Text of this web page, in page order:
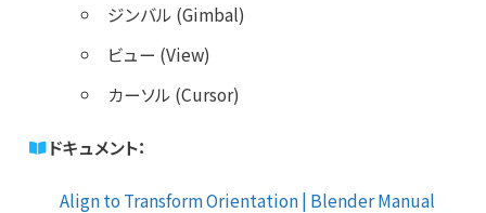
ジンバル (Gimbal)
ビュー (View)
カーソル (Cursor)
ドキュメント：
Align to Transform Orientation | Blender Manual